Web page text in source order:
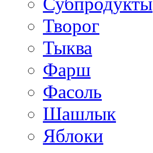
Творог
Тыква
Фарш
Фасоль
Шашлык
Яблоки